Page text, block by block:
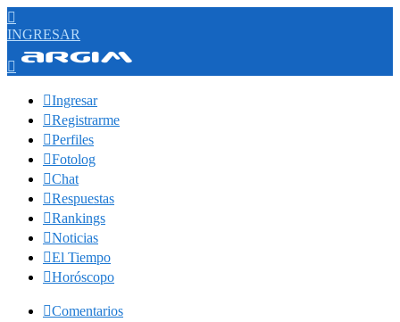

INGRESAR

Ingresar
Registrarme
Perfiles
Fotolog
Chat
Respuestas
Rankings
Noticias
El Tiempo
Horóscopo
Comentarios